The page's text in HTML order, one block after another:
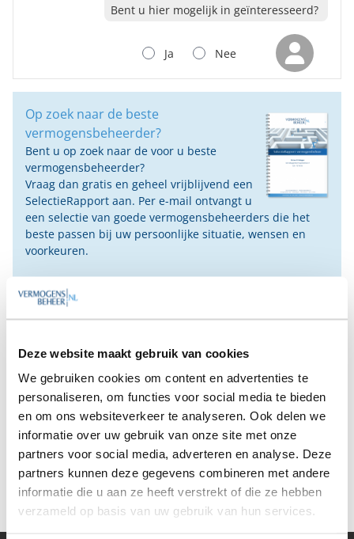
Deze website maakt gebruik van cookies
We gebruiken cookies om content en advertenties te
personaliseren, om functies voor social media te bieden
en om ons websiteverkeer te analyseren. Ook delen we
informatie over uw gebruik van onze site met onze
partners voor social media, adverteren en analyse. Deze
partners kunnen deze gegevens combineren met andere
informatie die u aan ze heeft verstrekt of die ze hebben
verzameld op basis van uw gebruik van hun services.
Bent u hier mogelijk in geïnteresseerd?
Nee
Ja
Op zoek naar de beste
vermogensbeheerder?
Bent u op zoek naar de voor u beste
vermogensbeheerder?
Vraag dan gratis en geheel vrijblijvend een
SelectieRapport aan. Per e-mail ontvangt u
een selectie van goede vermogensbeheerders die het
beste passen bij uw persoonlijke situatie, wensen en
voorkeuren.
Gratis Selectierapport
Vanaf
€250.000
Vanaf
€250.000
Vanaf
€250.000
Vanaf
€250.000
Deel op Facebook
Deel op X
Deel op LinkedIn